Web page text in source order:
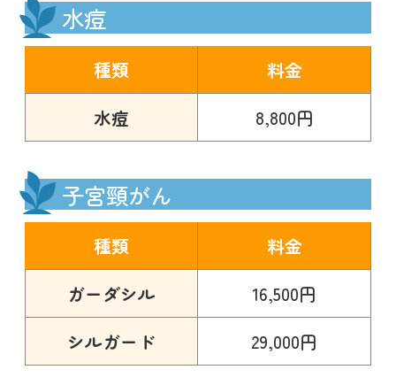
水痘
種類
料金
水痘
8,800円
子宮頸がん
種類
料金
ガーダシル
16,500円
シルガード
29,000円